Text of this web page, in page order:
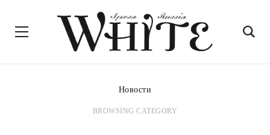
Новости
BROWSING CATEGORY